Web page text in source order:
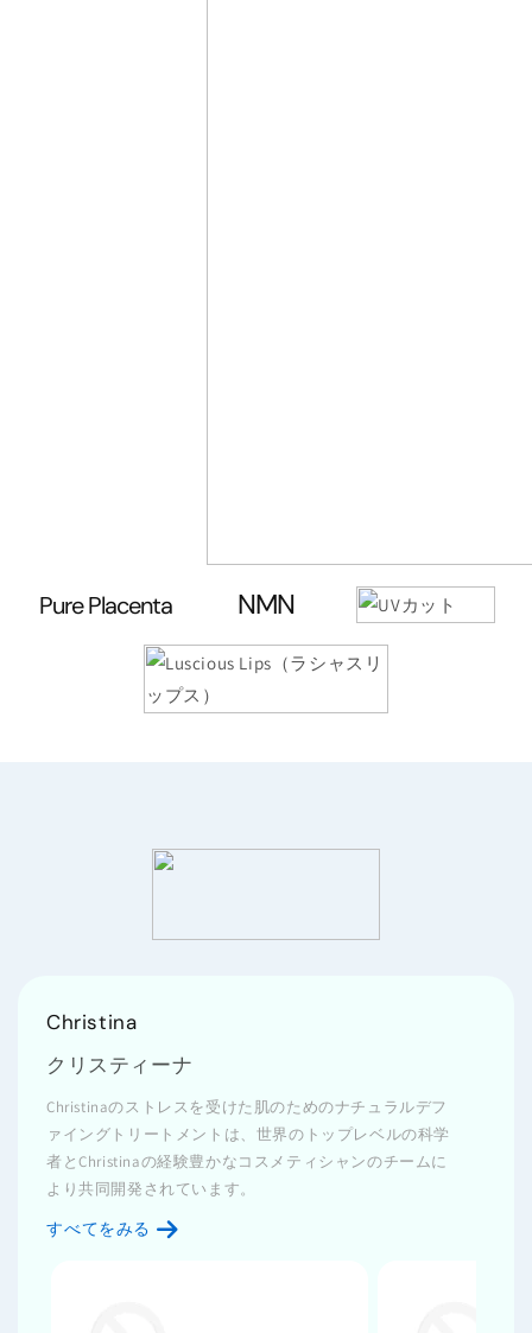
Pure Placenta NMN
Christina
クリスティーナ
Christinaのストレスを受けた肌のためのナチュラルデフ
ァイングトリートメントは、世界のトップレベルの科学
者とChristinaの経験豊かなコスメティシャンのチームに
より共同開発されています。
すべてをみる